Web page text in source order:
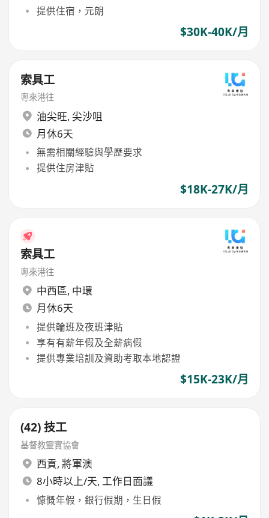
提供住宿，元朗
$30K-40K/月
索具工
粵來港往
油尖旺, 尖沙咀
月休6天
無需相關經驗與學歷要求
提供住房津貼
$18K-27K/月
索具工
粵來港往
中西區, 中環
月休6天
提供輪班及夜班津貼
享有有薪年假及全薪病假
提供專業培訓及資助考取本地認證
$15K-23K/月
(42) 技工
基督教靈實協會
西貢, 將軍澳
8小時以上/天, 工作日面議
慷慨年假，銀行假期，生日假